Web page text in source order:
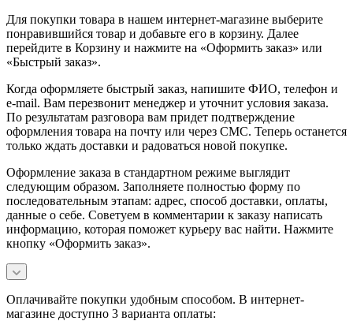
Для покупки товара в нашем интернет-магазине выберите
понравившийся товар и добавьте его в корзину. Далее
перейдите в Корзину и нажмите на «Оформить заказ» или
«Быстрый заказ».
Когда оформляете быстрый заказ, напишите ФИО, телефон и
e-mail. Вам перезвонит менеджер и уточнит условия заказа.
По результатам разговора вам придет подтверждение
оформления товара на почту или через СМС. Теперь останется
только ждать доставки и радоваться новой покупке.
Оформление заказа в стандартном режиме выглядит
следующим образом. Заполняете полностью форму по
последовательным этапам: адрес, способ доставки, оплаты,
данные о себе. Советуем в комментарии к заказу написать
информацию, которая поможет курьеру вас найти. Нажмите
кнопку «Оформить заказ».
Оплачивайте покупки удобным способом. В интернет-
магазине доступно 3 варианта оплаты: